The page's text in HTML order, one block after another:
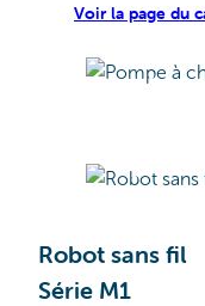
Voir la page du
Robot sans fil
Série M1